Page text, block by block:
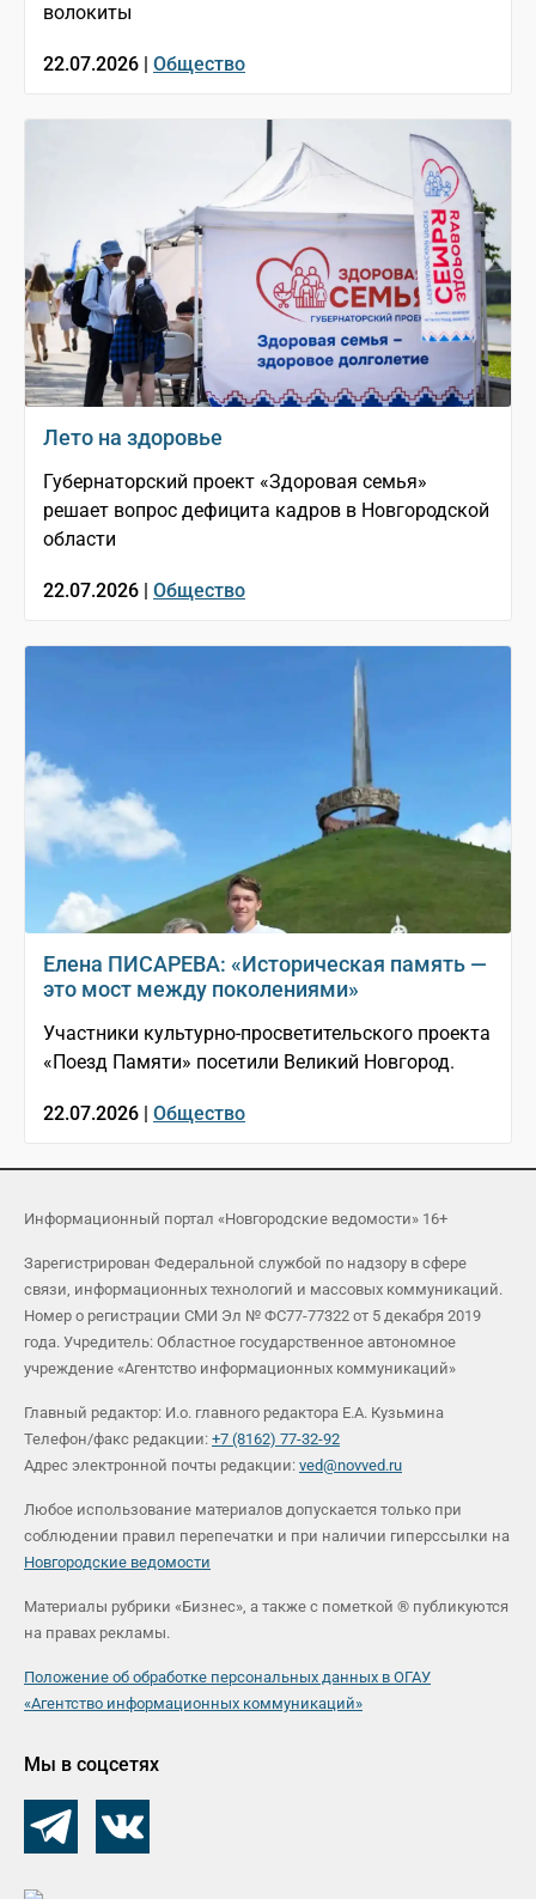
волокиты
22.07.2026 | Общество
Лето на здоровье
Губернаторский проект «Здоровая семья»
решает вопрос дефицита кадров в Новгородской
области
22.07.2026 | Общество
Елена ПИСАРЕВА: «Историческая память —
это мост между поколениями»
Участники культурно-просветительского проекта
«Поезд Памяти» посетили Великий Новгород.
22.07.2026 | Общество
Информационный портал «Новгородские ведомости» 16+
Зарегистрирован Федеральной службой по надзору в сфере
связи, информационных технологий и массовых коммуникаций.
Номер о регистрации СМИ Эл № ФС77-77322 от 5 декабря 2019
года. Учредитель: Областное государственное автономное
учреждение «Агентство информационных коммуникаций»
Главный редактор: И.о. главного редактора Е.А. Кузьмина
Телефон/факс редакции: +7 (8162) 77-32-92
Адрес электронной почты редакции: ved@novved.ru
Любое использование материалов допускается только при
соблюдении правил перепечатки и при наличии гиперссылки на
Новгородские ведомости
Материалы рубрики «Бизнес», а также с пометкой ® публикуются
на правах рекламы.
Положение об обработке персональных данных в ОГАУ
«Агентство информационных коммуникаций»
Мы в соцсетях